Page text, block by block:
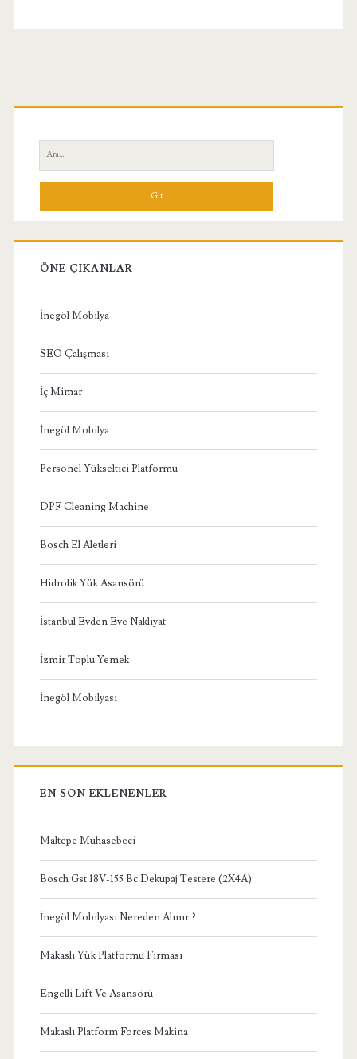
Birincil
Yan
Menü
Ara:
ÖNE ÇIKANLAR
İnegöl Mobilya
SEO Çalışması
İç Mimar
İnegöl Mobilya
Personel Yükseltici Platformu
DPF Cleaning Machine
Bosch El Aletleri
Hidrolik Yük Asansörü
İstanbul Evden Eve Nakliyat
İzmir Toplu Yemek
İnegöl Mobilyası
EN SON EKLENENLER
Maltepe Muhasebeci
Bosch Gst 18V-155 Bc Dekupaj Testere (2X4A)
İnegöl Mobilyası Nereden Alınır ?
Makaslı Yük Platformu Firması
Engelli Lift Ve Asansörü
Makaslı Platform Forces Makina